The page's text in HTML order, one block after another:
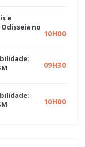
e
no
10H00
09H30
10H00